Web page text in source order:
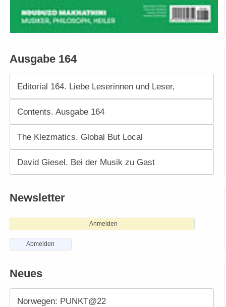
Ausgabe 164
Editorial 164. Liebe Leserinnen und Leser,
Contents. Ausgabe 164
The Klezmatics. Global But Local
David Giesel. Bei der Musik zu Gast
Newsletter
Anmelden
Abmelden
Neues
Norwegen: PUNKT@22